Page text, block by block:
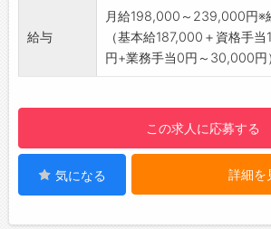
・建物の総合管理で培った
し、最適なサービスと高い
良の顧客満足を提供します。
管理職に若い方がおおく、
なっています。
職種経験を問わず、福祉施設
食材の仕込みに関しては、
責任者と確認しながら進め
利用者様の情報に関して毎
給与
月給198,000～239,000円※
（基本給187,000＋資格手
円+業務手当0円～30,000円
この求人に応募する
気になる 詳細を